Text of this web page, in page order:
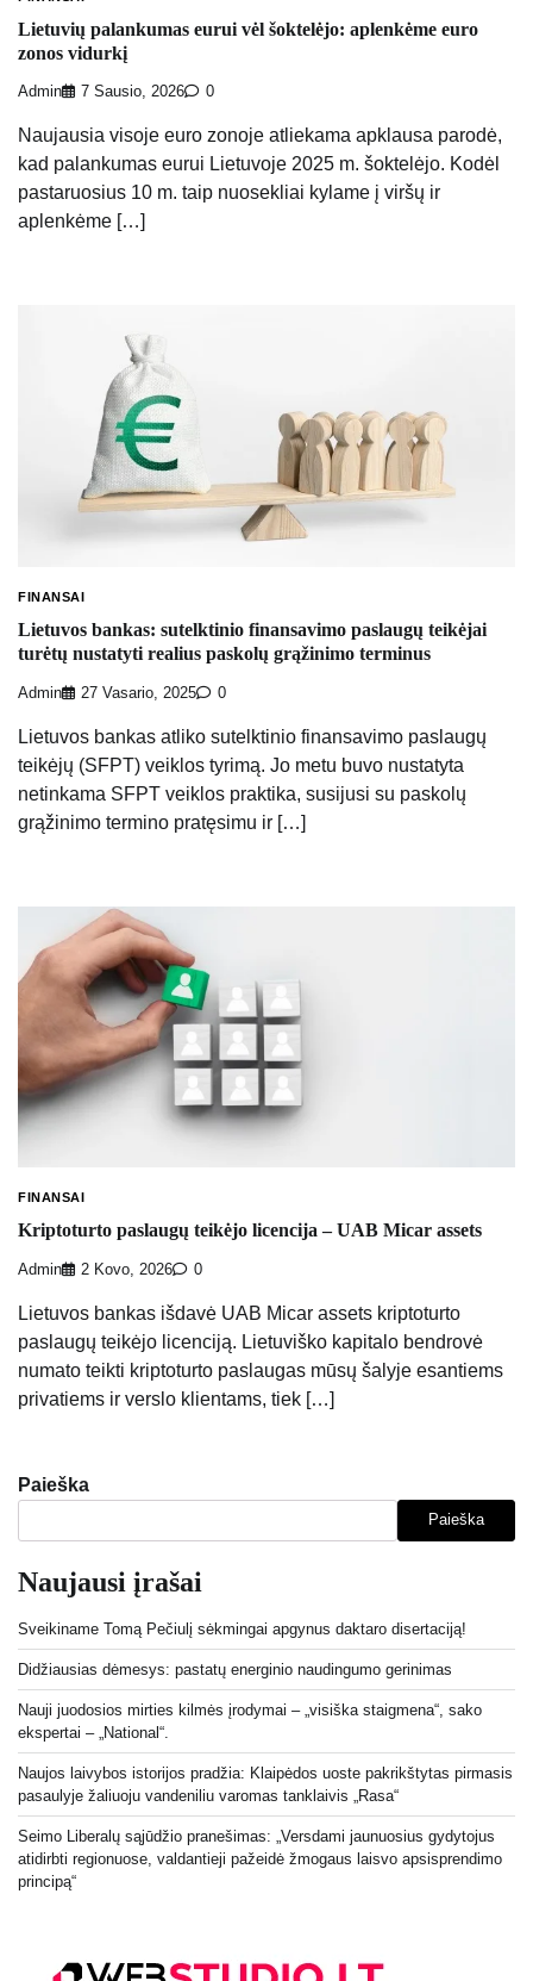
Lietuvių palankumas eurui vėl šoktelėjo: aplenkėme euro
zonos vidurkį
Admin 7 Sausio, 2026 0
Naujausia visoje euro zonoje atliekama apklausa parodė,
kad palankumas eurui Lietuvoje 2025 m. šoktelėjo. Kodėl
pastaruosius 10 m. taip nuosekliai kylame į viršų ir
aplenkėme […]
FINANSAI
Lietuvos bankas: sutelktinio finansavimo paslaugų teikėjai
turėtų nustatyti realius paskolų grąžinimo terminus
Admin 27 Vasario, 2025 0
Lietuvos bankas atliko sutelktinio finansavimo paslaugų
teikėjų (SFPT) veiklos tyrimą. Jo metu buvo nustatyta
netinkama SFPT veiklos praktika, susijusi su paskolų
grąžinimo termino pratęsimu ir […]
FINANSAI
Kriptoturto paslaugų teikėjo licencija – UAB Micar assets
Admin 2 Kovo, 2026 0
Lietuvos bankas išdavė UAB Micar assets kriptoturto
paslaugų teikėjo licenciją. Lietuviško kapitalo bendrovė
numato teikti kriptoturto paslaugas mūsų šalyje esantiems
privatiems ir verslo klientams, tiek […]
Paieška
Paieška
Naujausi įrašai
Sveikiname Tomą Pečiulį sėkmingai apgynus daktaro disertaciją!
Didžiausias dėmesys: pastatų energinio naudingumo gerinimas
Nauji juodosios mirties kilmės įrodymai – „visiška staigmena“, sako
ekspertai – „National“.
Naujos laivybos istorijos pradžia: Klaipėdos uoste pakrikštytas pirmasis
pasaulyje žaliuoju vandeniliu varomas tanklaivis „Rasa“
Seimo Liberalų sąjūdžio pranešimas: „Versdami jaunuosius gydytojus
atidirbti regionuose, valdantieji pažeidė žmogaus laisvo apsisprendimo
principą“